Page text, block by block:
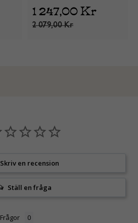
1 247,00 Kr
2 079,00 Kr
Skriv en recension
Ställ en fråga
Frågor